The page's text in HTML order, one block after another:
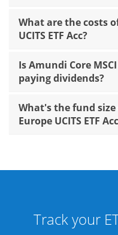
What are the costs
UCITS ETF Acc?
Is Amundi Core MSCI
paying dividends?
What's the fund size
Europe UCITS ETF
Track your